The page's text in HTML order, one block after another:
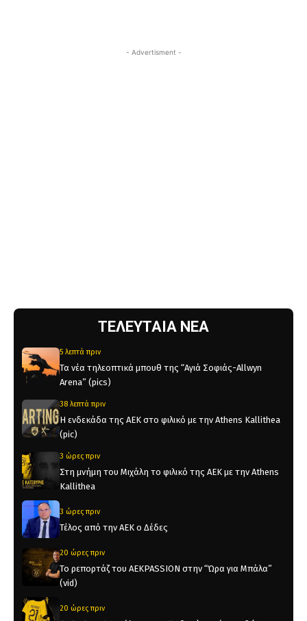
- Advertisment -
ΤΕΛΕΥΤΑΙΑ ΝΕΑ
5 λεπτά πριν
Τα νέα τηλεοπτικά μπουθ της “Αγιά Σοφιάς-Allwyn
Arena” (pics)
38 λεπτά πριν
Η ενδεκάδα της ΑΕΚ στο φιλικό με την Athens Kallithea
(pic)
3 ώρες πριν
Στη μνήμη του Μιχάλη το φιλικό της ΑΕΚ με την Athens
Kallithea
3 ώρες πριν
Τέλος από την ΑΕΚ ο Δέδες
20 ώρες πριν
Το ρεπορτάζ του AEKPASSION στην “Ώρα για Μπάλα”
(vid)
20 ώρες πριν